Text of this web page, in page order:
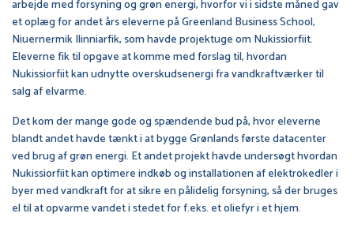
arbejde med forsyning og grøn energi, hvorfor vi i sidste måned gav
et oplæg for andet års eleverne på Greenland Business School,
Niuernermik Ilinniarfik, som havde projektuge om Nukissiorfiit.
Eleverne fik til opgave at komme med forslag til, hvordan
Nukissiorfiit kan udnytte overskudsenergi fra vandkraftværker til
salg af elvarme.
Det kom der mange gode og spændende bud på, hvor eleverne
blandt andet havde tænkt i at bygge Grønlands første datacenter
ved brug af grøn energi. Et andet projekt havde undersøgt hvordan
Nukissiorfiit kan optimere indkøb og installationen af elektrokedler i
byer med vandkraft for at sikre en pålidelig forsyning, så der bruges
el til at opvarme vandet i stedet for f.eks. et oliefyr i et hjem.